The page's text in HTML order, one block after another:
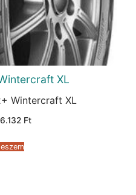
XL
Wintercraft XL
Ft.
FtCurrent